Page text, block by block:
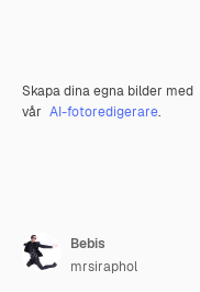
Skapa dina egna bilder med
vår AI-fotoredigerare.
Bebis
mrsiraphol